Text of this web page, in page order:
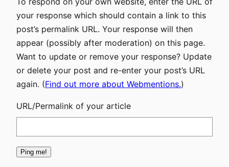
your response which should contain a link to this
post’s permalink URL. Your response will then
appear (possibly after moderation) on this page.
Want to update or remove your response? Update
or delete your post and re-enter your post’s URL
again. (Find out more about Webmentions.)
URL/Permalink of your article